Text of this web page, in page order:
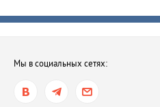
после семейной ссоры
В Ростове-на-Дону
электросамокатов
Мы в социальных сетях: